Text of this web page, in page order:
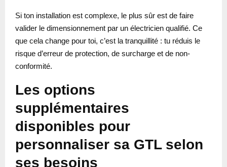
Si ton installation est complexe, le plus sûr est de faire
valider le dimensionnement par un électricien qualifié. Ce
que cela change pour toi, c’est la tranquillité : tu réduis le
risque d’erreur de protection, de surcharge et de non-
conformité.
Les options
supplémentaires
disponibles pour
personnaliser sa GTL selon
ses besoins